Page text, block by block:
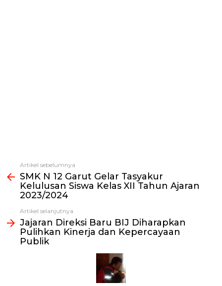
Lihat
selengkapnya
Artikel sebelumnya
SMK N 12 Garut Gelar Tasyakur
Kelulusan Siswa Kelas XII Tahun Ajaran
2023/2024
Artikel selanjutnya
Jajaran Direksi Baru BIJ Diharapkan
Pulihkan Kinerja dan Kepercayaan
Publik